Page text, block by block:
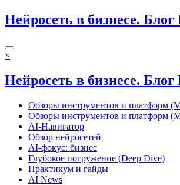
Нейросеть в бизнесе.
×
Нейросеть в бизнесе.
Обзоры инструментов и платформ
Обзоры инструментов и платформ
AI-Навигатор
Обзор нейросетей
AI-фокус: бизнес
Глубокое погружение (Deep Dive)
Практикум и гайды
AI News